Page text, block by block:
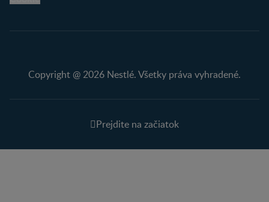
Copyright @ 2026 Nestlé. Všetky práva vyhradené.
Prejdite na začiatok